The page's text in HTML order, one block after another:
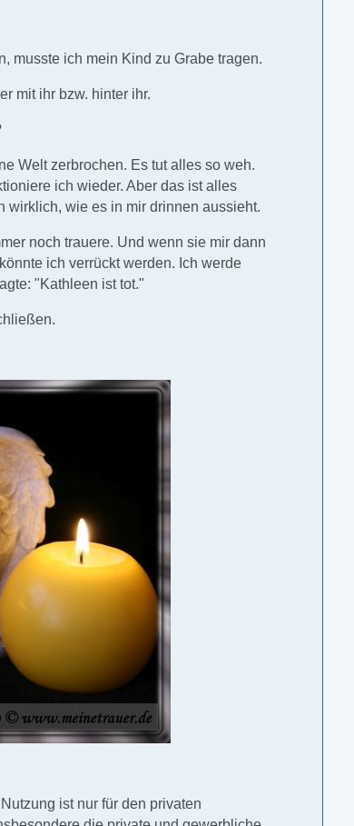
musste ich mein Kind zu Grabe tragen.
mit ihr bzw. hinter ihr.
Welt zerbrochen. Es tut alles so weh.
ich wieder. Aber das ist alles
wirklich, wie es in mir drinnen aussieht.
noch trauere. Und wenn sie mir dann
ich verrückt werden. Ich werde
"Kathleen ist tot."
ist nur für den privaten